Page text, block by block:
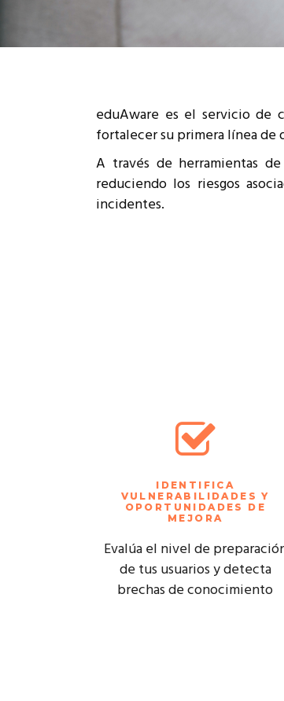
eduAware es el servicio de
fortalecer su primera línea de
A través de herramientas
reduciendo los riesgos
incidentes.
IDENTIFICA
VULNERABILIDADES Y
OPORTUNIDADES DE
MEJORA
Evalúa el nivel de
de tus usuarios y detecta
brechas de conocimiento